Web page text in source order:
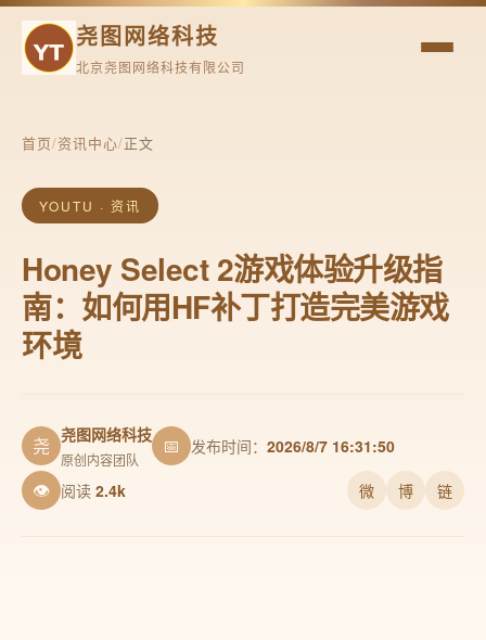
尧图网络科技
北京尧图网络科技有限公司
首页/资讯中心/正文
YOUTU · 资讯
Honey Select 2游戏体验升级指
南：如何用HF补丁打造完美游戏
环境
尧 尧图网络科技
原创内容团队
📅 发布时间： 2026/8/7 16:31:50
👁 阅读 2.4k 微 博 链